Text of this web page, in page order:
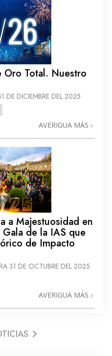
Total. Nuestro
DE DICIEMBRE DEL 2025
AVERIGUA MÁS
a Majestuosidad en
de la IAS que
de Impacto
31 DE OCTUBRE DEL 2025
AVERIGUA MÁS